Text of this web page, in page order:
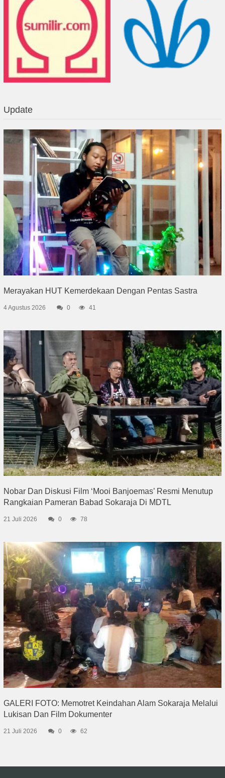
Update
Merayakan HUT Kemerdekaan Dengan Pentas Sastra
4 Agustus 2026 0 41
Nobar Dan Diskusi Film ‘Mooi Banjoemas’ Resmi Menutup
Rangkaian Pameran Babad Sokaraja Di MDTL
21 Juli 2026 0 78
GALERI FOTO: Memotret Keindahan Alam Sokaraja Melalui
Lukisan Dan Film Dokumenter
21 Juli 2026 0 62